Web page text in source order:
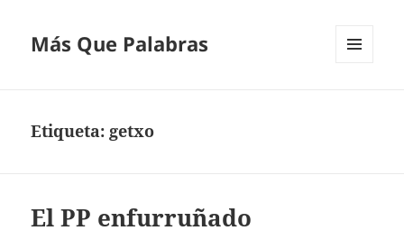
Más Que Palabras
Etiqueta: getxo
El PP enfurruñado